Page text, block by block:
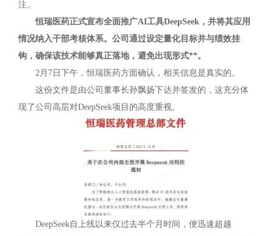
注。
恒瑞医药正式宣布全面推广AI工具DeepSeek，并将其应用
情况纳入干部考核体系。公司通过设定量化目标并与绩效挂
钩，确保该技术能够真正落地，避免出现形式**。
2月7日下午，恒瑞医药方面确认，相关信息是真实的。
这份文件是由公司董事长孙飘扬下达并签发的，这充分体
现了公司高层对DeepSeek项目的高度重视。
DeepSeek自上线以来仅过去半个月时间，便迅速超越